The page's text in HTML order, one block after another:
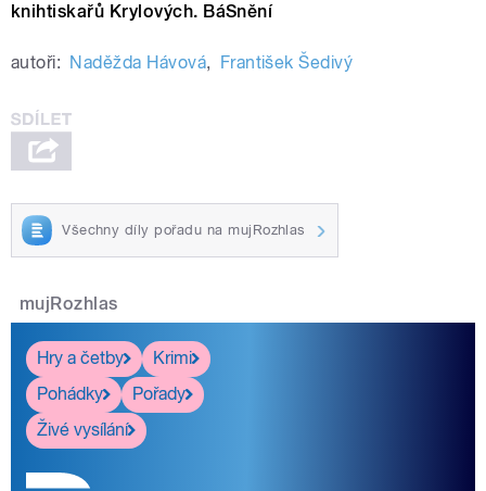
knihtiskařů Krylových. BáSnění
autoři: Naděžda Hávová, František Šedivý
Všechny díly pořadu na mujRozhlas
mujRozhlas
Hry a četby
Krimi
Pohádky
Pořady
Živé vysílání